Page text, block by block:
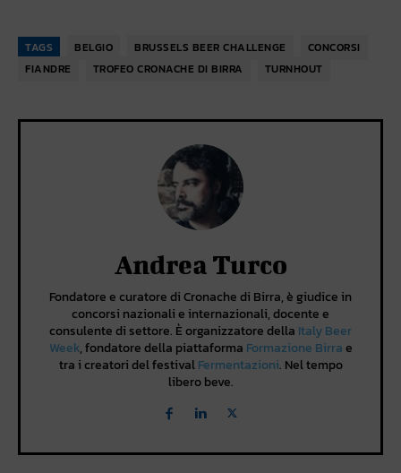
TAGS BELGIO BRUSSELS BEER CHALLENGE
CONCORSI
FIANDRE
TROFEO CRONACHE DI BIRRA TURNHOUT
Andrea Turco
Fondatore e curatore di Cronache di Birra, è giudice in
concorsi nazionali e internazionali, docente e
consulente di settore. È organizzatore della Italy Beer
Week, fondatore della piattaforma Formazione Birrae
tra i creatori del festivalFermentazioni. Nel tempo
libero beve.